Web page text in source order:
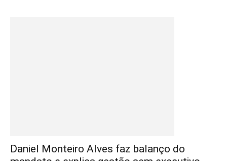
Daniel Monteiro Alves faz balanço do